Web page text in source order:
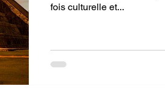
fois culturelle et...